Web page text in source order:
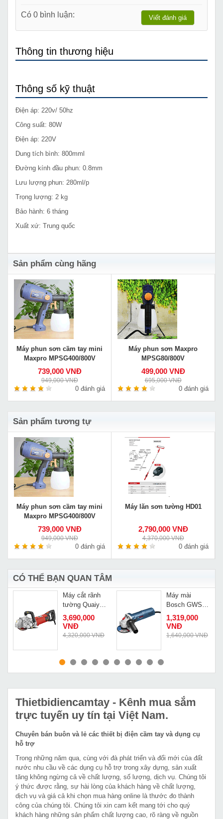
Có 0 bình luận: Viết đánh giá
Thông tin thương hiệu
Thông số kỹ thuật
Điện áp: 220v/ 50hz
Công suất: 80W
Điện áp: 220V
Dung tích bình: 800mml
Đường kính đầu phun: 0.8mm
Lưu lượng phun: 280ml/p
Trọng lượng: 2 kg
Bảo hành: 6 tháng
Xuất xứ: Trung quốc
Sản phẩm cùng hãng
Máy phun sơn cầm tay mini
Maxpro MPSG400/800V
739,000 VNĐ
949,000 VNĐ
0 đánh giá
Máy phun sơn Maxpro
MPSG80/800V
499,000 VNĐ
695,000 VNĐ
0 đánh giá
Sản phẩm tương tự
Máy phun sơn cầm tay mini
Maxpro MPSG400/800V
739,000 VNĐ
949,000 VNĐ
0 đánh giá
Máy lăn sơn tường HD01
2,790,000 VNĐ
4,370,000 VNĐ
0 đánh giá
CÓ THỂ BẠN QUAN TÂM
MUA NGAY
Máy cắt rãnh
tường Quaiyou
QY-1252 đời
mới nhất
3,690,000
VNĐ
4,320,000 VNĐ
MUA NGAY
Máy mài
Bosch GWS
900-100
1,319,000
VNĐ
1,640,000 VNĐ
Thietbidiencamtay - Kênh mua sắm
trực tuyến uy tín tại Việt Nam.
Chuyên bán buôn và lẻ các thiết bị điện cầm tay và dụng cụ
hỗ trợ
Trong những năm qua, cùng với đà phát triển và đổi mới của đất
nước nhu cầu về các dụng cụ hỗ trợ trong xây dựng, sản xuất
tăng không ngừng cả về chất lượng, số lượng, dịch vụ. Chúng tôi
ý thức được rằng, sự hài lòng của khách hàng về chất lượng,
dịch vụ và giá cả khi chọn mua hàng online là thước đo thành
công của chúng tôi. Chúng tôi xin cam kết mang tới cho quý
khách hàng những sản phẩm chất lượng cao, rõ ràng về nguồn